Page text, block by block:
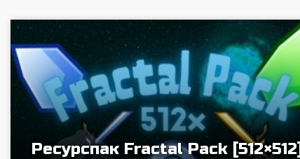
Ресурспак Fractal Pack [512×512]